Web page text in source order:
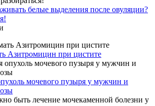
белые выделения после овуляции?
Азитромицин при цистите
мочевого пузыря у мужчин и